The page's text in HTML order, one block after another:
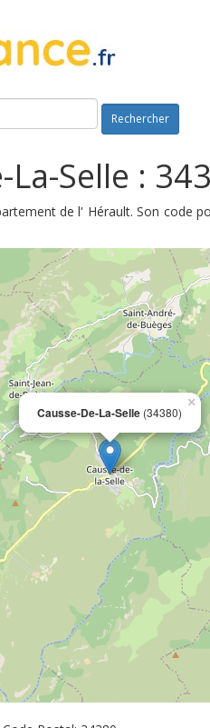
Rechercher
Selle :
de l' Hérault. Son code
Causse-De-La-Selle (34380)
×